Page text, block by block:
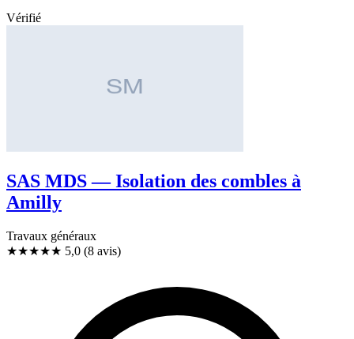
Vérifié
SAS MDS — Isolation des combles à
Amilly
Travaux généraux
★★★★★ 5,0 (8 avis)